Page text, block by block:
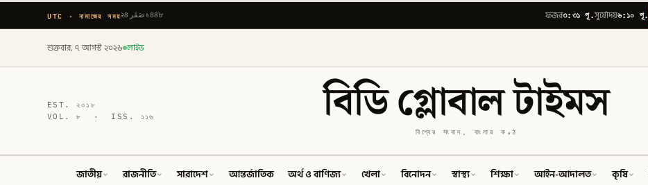
UTC · নামাজের সময় ২৪ صَفَر ১৪৪৮ ফজর৩:৩১ পূ.সূর্যোদয়৬:১০ পূ.
শুক্রবার, ৭ আগস্ট ২০২৬ লাইভ
EST.২০১৮
VOL.৮ · ISS. ১১৬ বিডি গ্লোবাল টাইমস
বিশ্বের সংবাদ, বাংলার কণ্ঠ
জাতীয় রাজনীতি সারাদেশ আন্তর্জাতিক অর্থ ও বাণিজ্য খেলা বিনোদন স্বাস্থ্য শিক্ষা আইন-আদালত কৃষি